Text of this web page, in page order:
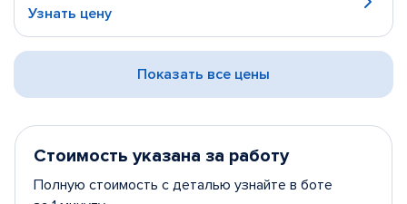
Узнать цену
Показать все цены
Стоимость указана за работу
Полную стоимость с деталью узнайте в боте